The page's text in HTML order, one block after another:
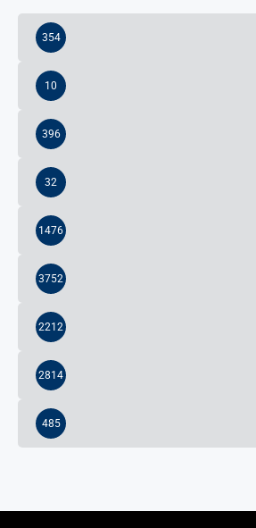
354
10
396
32
1476
3752
2212
2814
485